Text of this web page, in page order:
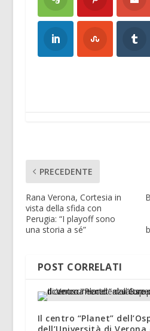
PRECEDENTE
Rana Verona, Cortesia in
vista della sfida con
Perugia: “I playoff sono
una storia a sé”
POST CORRELATI
Il centro “Planet”